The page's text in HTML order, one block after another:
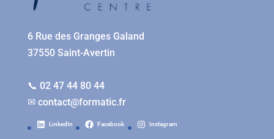
6 Rue des Granges Galand
37550 Saint-Avertin
📞 02 47 44 80 44
✉ contact@formatic.fr
LinkedIn Facebook Instagram